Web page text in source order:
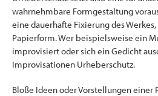
wahrnehmbare Formgestaltung
eine dauerhafte Fixierung des
Papierform. Wer beispielsweise ein
improvisiert oder sich ein Gedicht
Improvisationen Urheberschutz.
Bloße Ideen oder Vorstellungen einer